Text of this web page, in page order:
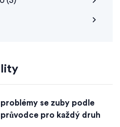
se zuby podle
pro každý druh